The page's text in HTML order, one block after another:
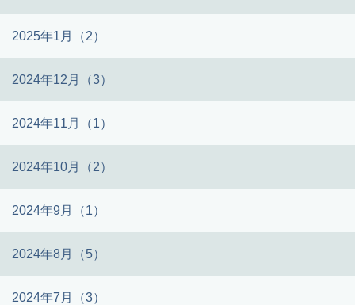
2025年1月（2）
2024年12月（3）
2024年11月（1）
2024年10月（2）
2024年9月（1）
2024年8月（5）
2024年7月（3）